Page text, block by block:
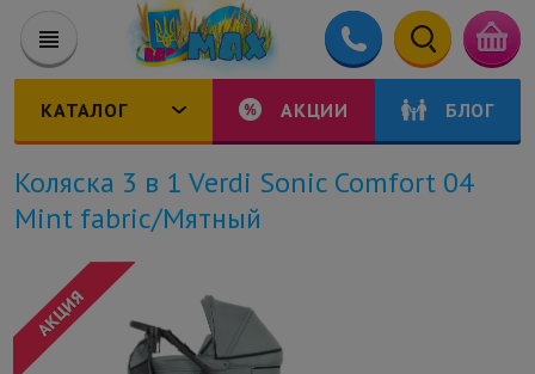
КАТАЛОГ АКЦИИ БЛОГ
Коляска 3 в 1 Verdi Sonic Comfort 04
Mint fabric/Мятный